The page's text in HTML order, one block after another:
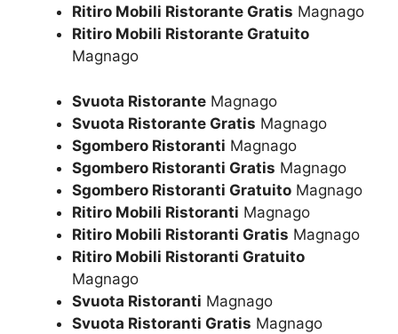
Ritiro Mobili Ristorante Gratis Magnago
Ritiro Mobili Ristorante Gratuito
Magnago
Svuota Ristorante Magnago
Svuota Ristorante Gratis Magnago
Sgombero Ristoranti Magnago
Sgombero Ristoranti Gratis Magnago
Sgombero Ristoranti Gratuito Magnago
Ritiro Mobili Ristoranti Magnago
Ritiro Mobili Ristoranti Gratis Magnago
Ritiro Mobili Ristoranti Gratuito
Magnago
Svuota Ristoranti Magnago
Svuota Ristoranti Gratis Magnago